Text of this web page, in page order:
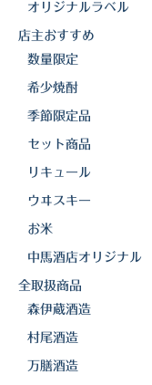
白石酒造
白玉醸造
甲斐商店
小正醸造
三岳酒造
久保酒造
宮田本店
佐藤酒造
オリジナルラベル
店主おすすめ
数量限定
希少焼酎
季節限定品
セット商品
リキュール
ウヰスキー
お米
中馬酒店オリジナル
全取扱商品
森伊蔵酒造
村尾酒造
万膳酒造